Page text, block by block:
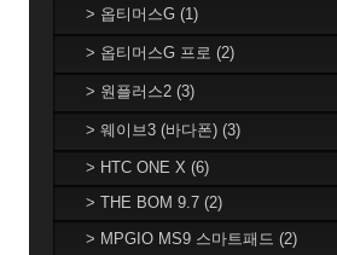
> 옵티머스G (1)
> 옵티머스G 프로 (2)
> 원플러스2 (3)
> 웨이브3 (바다폰) (3)
> HTC ONE X (6)
> THE BOM 9.7 (2)
> MPGIO MS9 스마트패드 (2)